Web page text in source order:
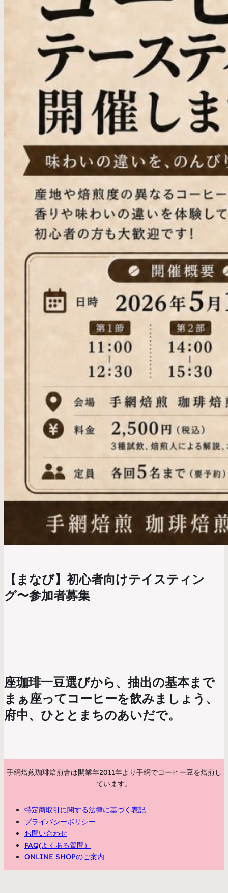
【まなび】初心者向けテイスティン
グ〜参加者募集
座珈琲一豆選びから、抽出の基本まで
まぁ座ってコーヒーを飲みましょう、
府中、ひととまちのあいだで。
手網焙煎珈琲焙煎舎は開業年2011年より手網でコーヒー豆を焙煎し
ています。
特定商取引に関する法律に基づく表記
プライバシーポリシー
お問い合わせ
FAQ(よくある質問）
ONLINE SHOPのご案内